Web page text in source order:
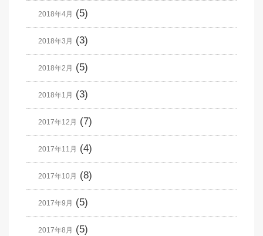
2018年4月 (5)
2018年3月 (3)
2018年2月 (5)
2018年1月 (3)
2017年12月 (7)
2017年11月 (4)
2017年10月 (8)
2017年9月 (5)
2017年8月 (5)